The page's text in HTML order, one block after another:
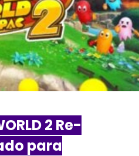
2 Re-
para